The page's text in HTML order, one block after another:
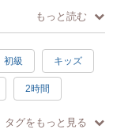
コレーションをして
もっと読む
初級 キッズ
2時間
徒歩5分以内
タグをもっと見る